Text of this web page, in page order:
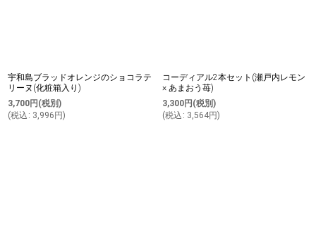
宇和島ブラッドオレンジのショコラテ
リーヌ(化粧箱入り)
3,700円 (税別)
(税込 : 3,996 円)
コーディアル2本セット(瀬戸内レモン
× あまおう苺)
3,300円 (税別)
(税込 : 3,564円)